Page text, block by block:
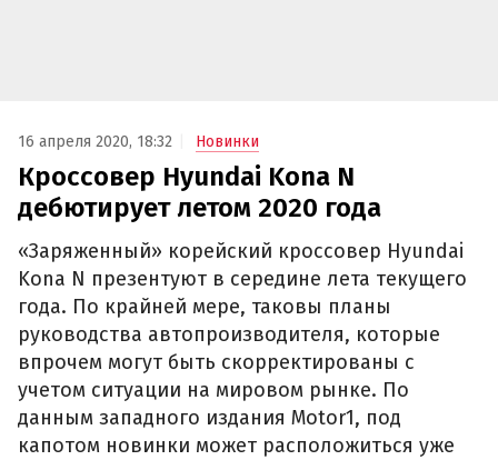
16 апреля 2020, 18:32 Новинки
Кроссовер Hyundai Kona N
дебютирует летом 2020 года
«Заряженный» корейский кроссовер Hyundai
Kona N презентуют в середине лета текущего
года. По крайней мере, таковы планы
руководства автопроизводителя, которые
впрочем могут быть скорректированы с
учетом ситуации на мировом рынке. По
данным западного издания Motor1, под
капотом новинки может расположиться уже